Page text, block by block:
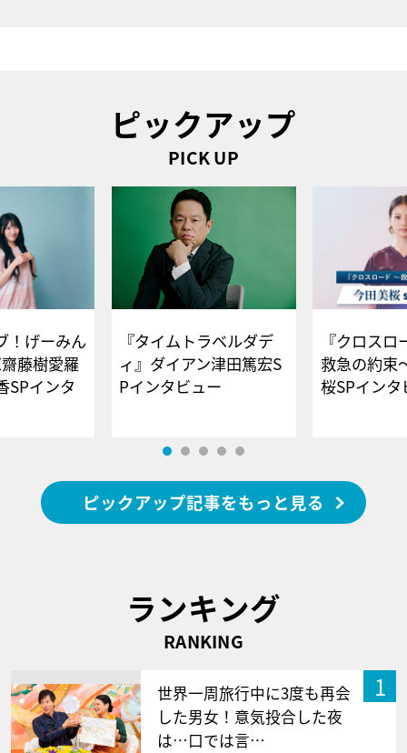
ピックアップ
PICK UP
！げーみん
藤樹愛羅
SPインタ
『タイムトラベルダデ
ィ』ダイアン津田篤宏S
Pインタビュー
『クロス
救急の約束
桜SPイ
ピックアップ記事をもっと見る
ランキング
RANKING
1
世界一周旅行中に3度も再会
した男女！意気投合した夜
は…口では言…